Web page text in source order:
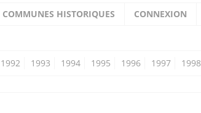
COMMUNES HISTORIQUES CONNEXION
1992 1993 1994 1995 1996 1997 1998